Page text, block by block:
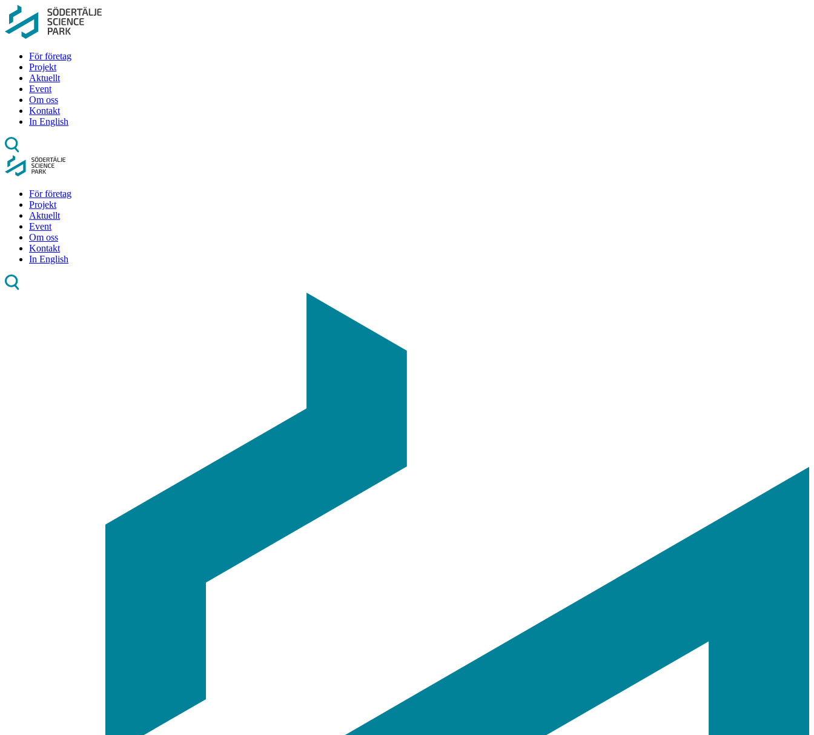
För företag
Projekt
Aktuellt
Event
Om oss
Kontakt
In English
För företag
Projekt
Aktuellt
Event
Om oss
Kontakt
In English